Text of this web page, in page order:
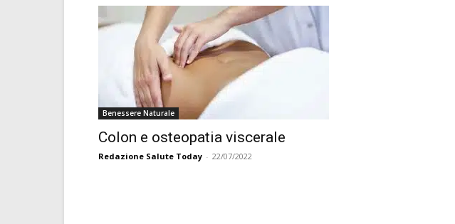
Benessere Naturale
Colon e osteopatia viscerale
Redazione Salute Today - 22/07/2022